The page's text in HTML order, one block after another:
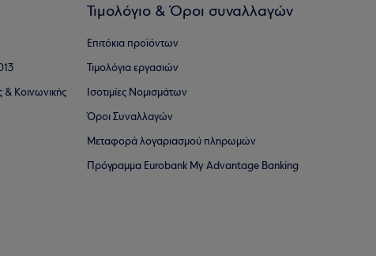
& Κοινωνικής
Τιμολόγιο & Όροι συναλλαγών
Επιτόκια προϊόντων
Τιμολόγια εργασιών
Ισοτιμίες Νομισμάτων
Όροι Συναλλαγών
Μεταφορά λογαριασμού πληρωμών
Πρόγραμμα Eurobank My Advantage Banking